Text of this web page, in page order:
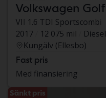
Volkswagen Golf
VII 1.6 TDI Sportscombi
2017
12 075 mil
Diesel
Kungälv (Ellesbo)
Fast pris
Med finansiering
Sänkt pris